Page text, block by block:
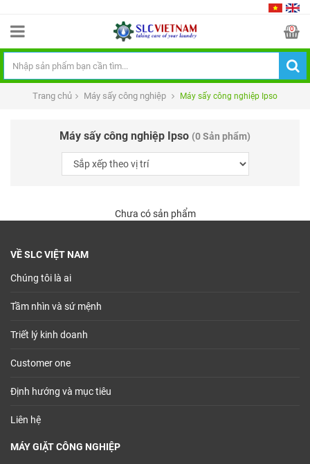
0
Trang chủ Máy sấy công nghiệp Máy sấy công nghiệp Ipso
Máy sấy công nghiệp Ipso (0 Sản phẩm)
Chưa có sản phẩm
VỀ SLC VIỆT NAM
Chúng tôi là ai
Tầm nhìn và sứ mệnh
Triết lý kinh doanh
Customer one
Định hướng và mục tiêu
Liên hệ
MÁY GIẶT CÔNG NGHIỆP